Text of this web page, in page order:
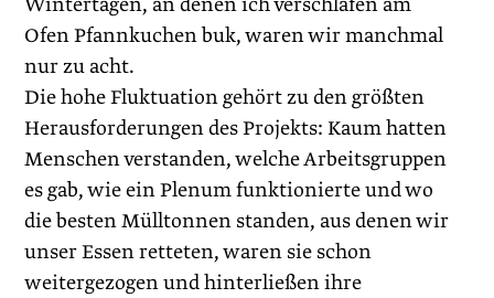
Ofen Pfannkuchen buk, waren wir manchmal
nur zu acht.
Die hohe Fluktuation gehört zu den größten
Herausforderungen des Projekts: Kaum hatten
Menschen verstanden, welche Arbeitsgruppen
es gab, wie ein Plenum funktionierte und wo
die besten Mülltonnen standen, aus denen wir
unser Essen retteten, waren sie schon
weitergezogen und hinterließen ihre